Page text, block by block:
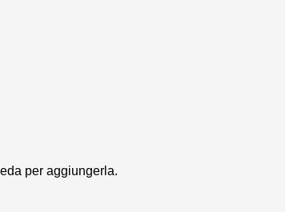
per aggiungerla.